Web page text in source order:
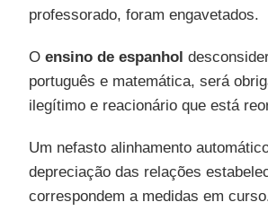
professorado, foram engavetados.
O ensino de espanhol
português e matemática, será
ilegítimo e reacionário que está
Um nefasto alinhamento
depreciação das relações
correspondem a medidas em